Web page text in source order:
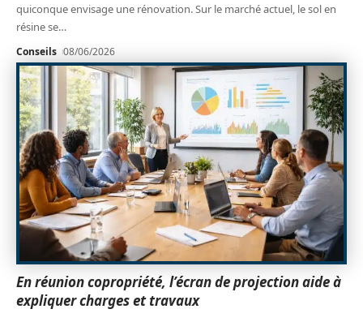
quiconque envisage une rénovation. Sur le marché actuel, le sol en
résine se…
Conseils 08/06/2026
En réunion copropriété, l’écran de projection aide à
expliquer charges et travaux